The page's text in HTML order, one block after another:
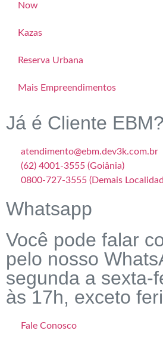
Now
Kazas
Reserva Urbana
Mais Empreendimentos
Já é Cliente EBM?
atendimento@ebm.dev3k.com.br
(62) 4001-3555 (Goiânia)
0800-727-3555 (Demais
Whatsapp
Você pode falar
pelo nosso
segunda a sexta-
às 17h, exceto
Fale Conosco